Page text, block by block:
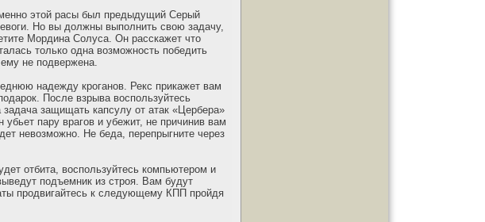
этой расы был предыдущий Серый
Но вы должны выполнить свою задачу,
Мордина Солуса. Он расскажет что
только одна возможность победить
не подвержена.
надежду кроганов. Рекс прикажет вам
После взрыва воспользуйтесь
защищать капсулу от атак «Цербера»
пару врагов и убежит, не причинив вам
невозможно. Не беда, перепрыгните через
отбита, воспользуйтесь компьютером и
подъемник из строя. Вам будут
продвигайтесь к следующему КПП пройдя